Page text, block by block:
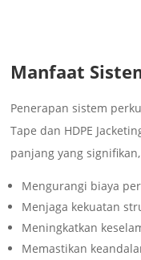
Manfaat
Penerapan sistem
Tape dan HDPE
panjang yang
Mengurangi biaya
Menjaga kekuatan
Meningkatkan
Memastikan